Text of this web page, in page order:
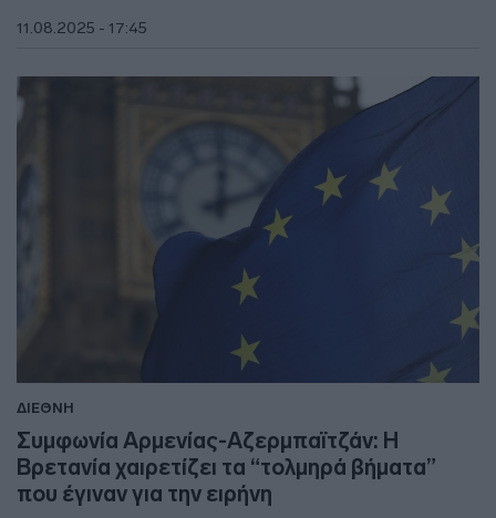
11.08.2025 - 17:45
ΔΙΕΘΝΗ
Συμφωνία Αρμενίας-Αζερμπαϊτζάν: Η
Βρετανία χαιρετίζει τα “τολμηρά βήματα”
που έγιναν για την ειρήνη